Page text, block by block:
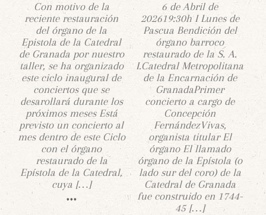
Con motivo de la
reciente restauración
del órgano de la
Epistola de la Catedral
de Granada por nuestro
taller, se ha organizado
este ciclo inaugural de
conciertos que se
desarollará durante los
próximos meses Está
previsto un concierto al
mes dentro de este Ciclo
con el órgano
restaurado de la
Epístola de la Catedral,
cuya […]
6 de Abril de
202619:30h I Lunes de
Pascua Bendición del
órgano barroco
restaurado de la S. A.
I.Catedral Metropolitana
de la Encarnación de
GranadaPrimer
concierto a cargo de
Concepción
FernándezVivas,
organista titular El
órgano El llamado
órgano de la Epístola (o
lado sur del coro) de la
Catedral de Granada
fue construido en 1744-
45 […]